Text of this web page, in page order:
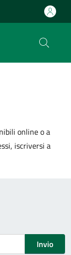
online o a
iscriversi a
Invio